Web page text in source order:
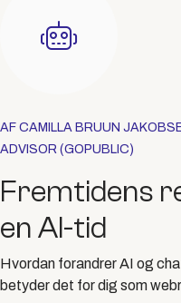
AF CAMILLA BRUUN
ADVISOR (GOPUBLIC)
Fremtidens
en AI-tid
Hvordan forandrer AI og
betyder det for dig som